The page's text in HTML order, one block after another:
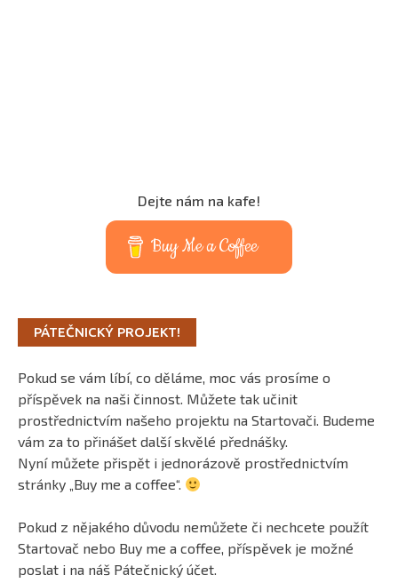
Dejte nám na kafe!
Buy Me a Coffee
PÁTEČNICKÝ PROJEKT!
Pokud se vám líbí, co děláme, moc vás prosíme o
příspěvek na naši činnost. Můžete tak učinit
prostřednictvím našeho projektu na Startovači. Budeme
vám za to přinášet další skvělé přednášky.
Nyní můžete přispět i jednorázově prostřednictvím
stránky „Buy me a coffee“.
Pokud z nějakého důvodu nemůžete či nechcete použít
Startovač nebo Buy me a coffee, příspěvek je možné
poslat i na náš Pátečnický účet.